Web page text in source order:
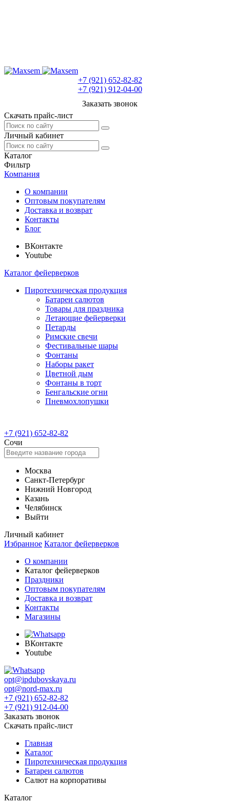
+7 (921) 652-82-82
+7 (921) 912-04-00
Заказать звонок
Скачать прайс-лист
Личный кабинет
Каталог
Фильтр
Компания
О компании
Оптовым покупателям
Доставка и возврат
Контакты
Блог
ВКонтакте
Youtube
Каталог фейерверков
Пиротехническая продукция
Батареи салютов
Товары для праздника
Летающие фейерверки
Петарды
Римские свечи
Фестивальные шары
Фонтаны
Наборы ракет
Цветной дым
Фонтаны в торт
Бенгальские огни
Пневмохлопушки
+7 (921) 652-82-82
Сочи
Москва
Санкт-Петербург
Нижний Новгород
Казань
Челябинск
Выйти
Личный кабинет
Избранное Каталог фейерверков
О компании
Каталог фейерверков
Праздники
Оптовым покупателям
Доставка и возврат
Контакты
Магазины
ВКонтакте
Youtube
opt@ipdubovskaya.ru
opt@nord-max.ru
+7 (921) 652-82-82
+7 (921) 912-04-00
Заказать звонок
Скачать прайс-лист
Главная
Каталог
Пиротехническая продукция
Батареи салютов
Салют на корпоративы
Каталог